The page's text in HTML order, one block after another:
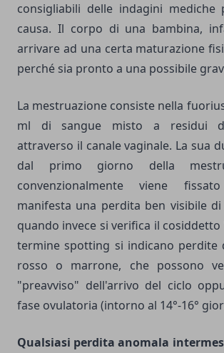
consigliabili delle indagini mediche
causa. Il corpo di una bambina,
arrivare ad una certa maturazione
perché sia pronto a una possibile
La mestruazione consiste nella
ml di sangue misto a residui
attraverso il canale vaginale. La sua
dal primo giorno della
convenzionalmente viene
manifesta una perdita ben visibile
quando invece si verifica il
termine spotting si indicano perdite
rosso o marrone, che possono
"preavviso" dell'arrivo del ciclo
fase ovulatoria (intorno al 14°-16°
Qualsiasi perdita anomala